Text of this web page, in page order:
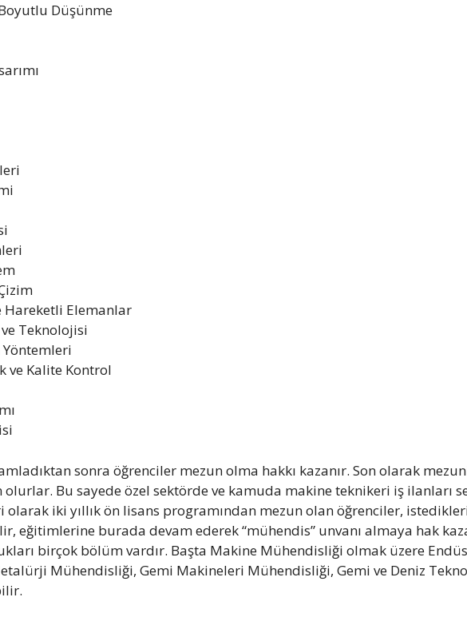
Düşünme
Hareketli Elemanlar
ve Teknolojisi
Yöntemleri
ve Kalite Kontrol
sonra öğrenciler mezun olma hakkı kazanır. Son olarak
Bu sayede özel sektörde ve kamuda makine teknikeri iş ilanları
iki yıllık ön lisans programından mezun olan öğrenciler, istedikleri
eğitimlerine burada devam ederek “mühendis” unvanı almaya hak
birçok bölüm vardır. Başta Makine Mühendisliği olmak üzere
Mühendisliği, Gemi Makineleri Mühendisliği, Gemi ve Deniz